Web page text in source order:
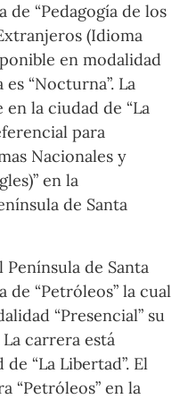
de “Pedagogía de los
(Idioma
en modalidad
“Nocturna”. La
la ciudad de “La
para
Nacionales y
en la
de Santa
Península de Santa
de “Petróleos” la cual
“Presencial” su
carrera está
“La Libertad”. El
“Petróleos” en la